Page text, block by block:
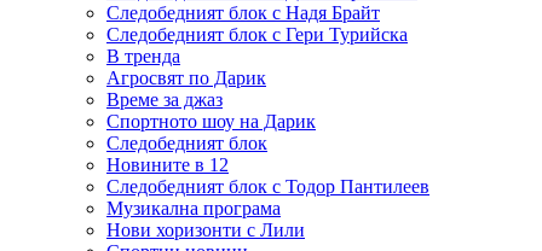
Следобедният блок с Надя Брайт
Следобедният блок с Гери Турийска
В тренда
Агросвят по Дарик
Време за джаз
Спортното шоу на Дарик
Следобедният блок
Новините в 12
Следобедният блок с Тодор Пантилеев
Музикална програма
Нови хоризонти с Лили